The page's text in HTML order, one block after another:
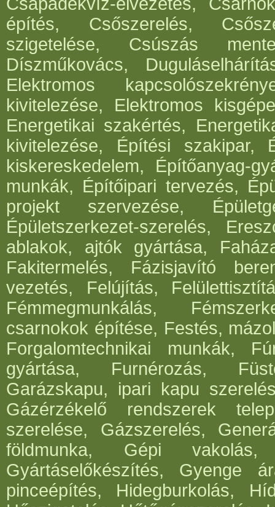
építés, Csőszerelés,
szigetelése, Csúszás
Díszműkovács,
Elektromos
kivitelezése, Elektromos
Energetikai szakértés,
kivitelezése, Építési szakipar,
kiskereskedelem, Építőanyag-
munkák, Építőipari tervezés,
projekt szervezése,
Épületszerkezet-szerelés,
ablakok, ajtók gyártása,
Fakitermelés, Fázisjavító
vezetés, Felújítás,
Fémmegmunkálás,
csarnokok építése, Festés,
Forgalomtechnikai munkák,
gyártása, Furnérozás,
Garázskapu, ipari kapu
Gázérzékelő rendszerek
szerelése, Gázszerelés,
földmunka, Gépi vakolás,
Gyártáselőkészítés, Gyenge
pinceépítés, Hidegburkolás,